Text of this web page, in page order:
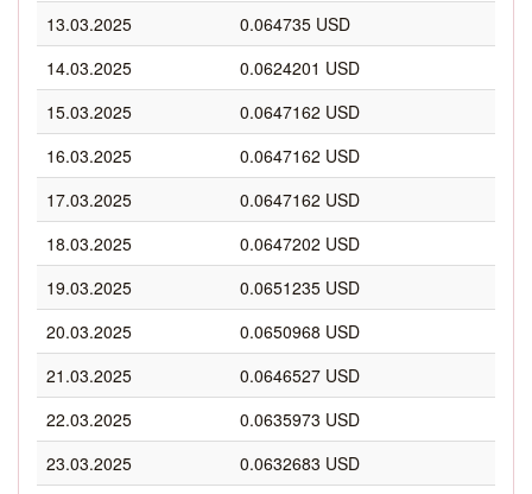
13.03.2025
0.064735 USD
14.03.2025
0.0624201 USD
15.03.2025
0.0647162 USD
16.03.2025
0.0647162 USD
17.03.2025
0.0647162 USD
18.03.2025
0.0647202 USD
19.03.2025
0.0651235 USD
20.03.2025
0.0650968 USD
21.03.2025
0.0646527 USD
22.03.2025
0.0635973 USD
23.03.2025
0.0632683 USD